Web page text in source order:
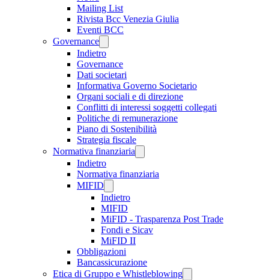
Mailing List
Rivista Bcc Venezia Giulia
Eventi BCC
Governance
Indietro
Governance
Dati societari
Informativa Governo Societario
Organi sociali e di direzione
Conflitti di interessi soggetti collegati
Politiche di remunerazione
Piano di Sostenibilità
Strategia fiscale
Normativa finanziaria
Indietro
Normativa finanziaria
MIFID
Indietro
MIFID
MiFID - Trasparenza Post Trade
Fondi e Sicav
MiFID II
Obbligazioni
Bancassicurazione
Etica di Gruppo e Whistleblowing